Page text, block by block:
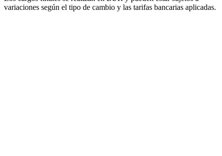
variaciones según el tipo de cambio y las tarifas bancarias aplicadas.